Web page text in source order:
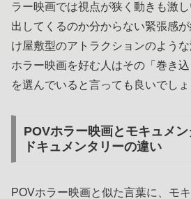
ラー映画では視点が狭く動きも激
出してくるのか分からない緊張感
け屋敷型のアトラクションのよう
ホラー映画を好む人はその「巻き
を選んでいると言っても良いでしょ
POVホラー映画とモキュメ
ドキュメンタリーの違い
POVホラー映画と似た言葉に、モ